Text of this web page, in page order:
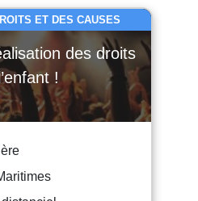
ET DES CAUSES
des droits
!